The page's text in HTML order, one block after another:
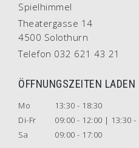
Spielhimmel
Theatergasse 14
4500 Solothurn
Telefon 032 621 43 21
ÖFFNUNGSZEITEN LADEN
Mo
13:30 - 18:30
Di-Fr
09:00 - 12:00 | 13:30 -
Sa
09:00 - 17:00